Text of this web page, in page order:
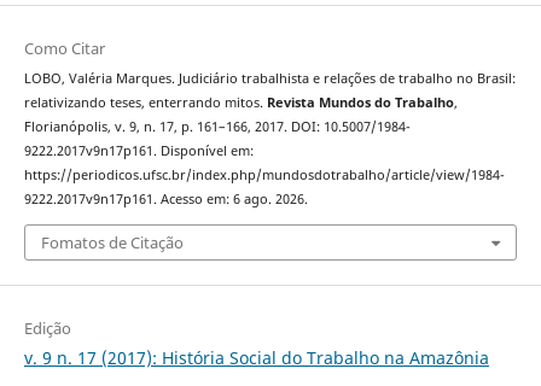
Como Citar
LOBO, Valéria Marques. Judiciário trabalhista e relações de trabalho no Brasil:
relativizando teses, enterrando mitos. Revista Mundos do Trabalho,
Florianópolis, v. 9, n. 17, p. 161–166, 2017. DOI: 10.5007/1984-
9222.2017v9n17p161. Disponível em:
https://periodicos.ufsc.br/index.php/mundosdotrabalho/article/view/1984-
9222.2017v9n17p161. Acesso em: 6 ago. 2026.
Fomatos de Citação
Edição
v. 9 n. 17 (2017): História Social do Trabalho na Amazônia